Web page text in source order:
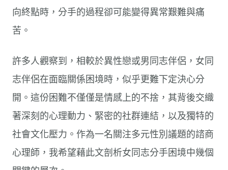
向終點時，分手的過程卻可能變得異常艱難與痛
苦。
許多人觀察到，相較於異性戀或男同志伴侶，女同
志伴侶在面臨關係困境時，似乎更難下定決心分
開。這份困難不僅僅是情感上的不捨，其背後交織
著深刻的心理動力、緊密的社群連結，以及獨特的
社會文化壓力。作為一名關注多元性別議題的諮商
心理師，我希望藉此文剖析女同志分手困境中幾個